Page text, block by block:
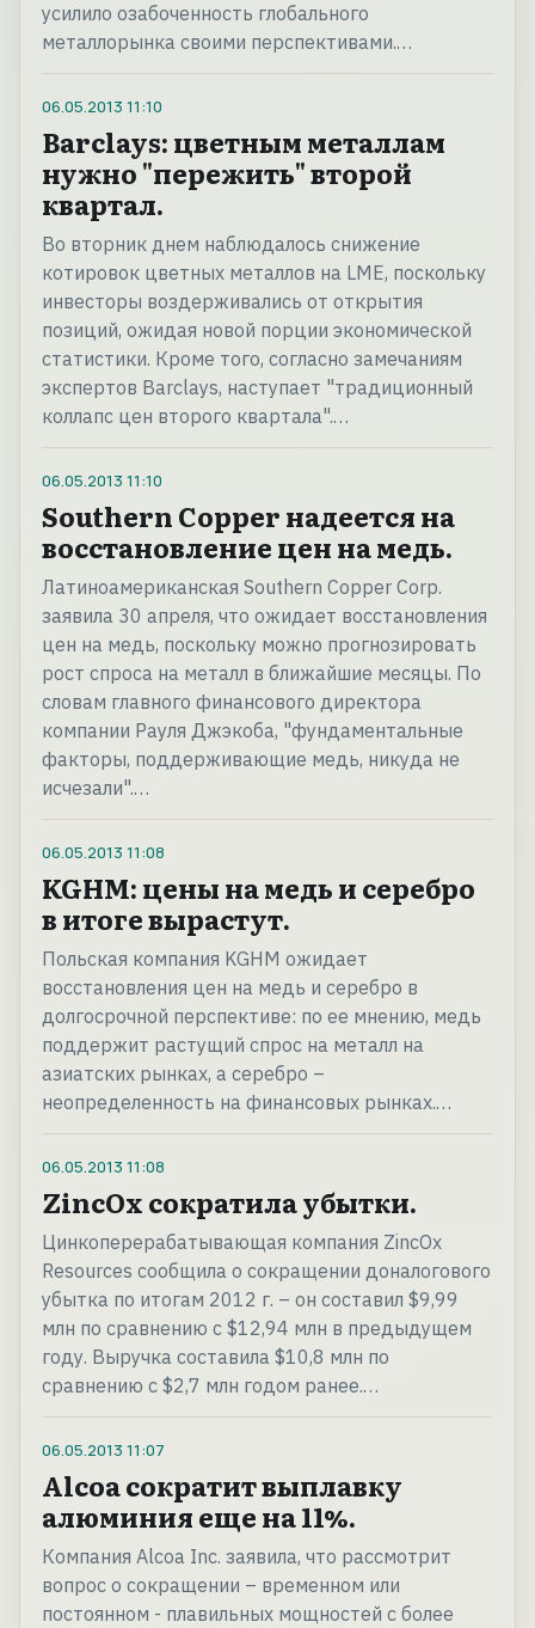
усилило озабоченность глобального
металлорынка своими перспективами.…
06.05.2013 11:10
Barclays: цветным металлам
нужно "пережить" второй
квартал.
Во вторник днем наблюдалось снижение
котировок цветных металлов на LME, поскольку
инвесторы воздерживались от открытия
позиций, ожидая новой порции экономической
статистики. Кроме того, согласно замечаниям
экспертов Barclays, наступает "традиционный
коллапс цен второго квартала".…
06.05.2013 11:10
Southern Copper надеется на
восстановление цен на медь.
Латиноамериканская Southern Copper Corp.
заявила 30 апреля, что ожидает восстановления
цен на медь, поскольку можно прогнозировать
рост спроса на металл в ближайшие месяцы. По
словам главного финансового директора
компании Рауля Джэкоба, "фундаментальные
факторы, поддерживающие медь, никуда не
исчезали".…
06.05.2013 11:08
KGHM: цены на медь и серебро
в итоге вырастут.
Польская компания KGHM ожидает
восстановления цен на медь и серебро в
долгосрочной перспективе: по ее мнению, медь
поддержит растущий спрос на металл на
азиатских рынках, а серебро –
неопределенность на финансовых рынках.…
06.05.2013 11:08
ZincOx сократила убытки.
Цинкоперерабатывающая компания ZincOx
Resources сообщила о сокращении доналогового
убытка по итогам 2012 г. – он составил $9,99
млн по сравнению с $12,94 млн в предыдущем
году. Выручка составила $10,8 млн по
сравнению с $2,7 млн годом ранее.…
06.05.2013 11:07
Alcoa сократит выплавку
алюминия еще на 11%.
Компания Alcoa Inc. заявила, что рассмотрит
вопрос о сокращении – временном или
постоянном - плавильных мощностей с более